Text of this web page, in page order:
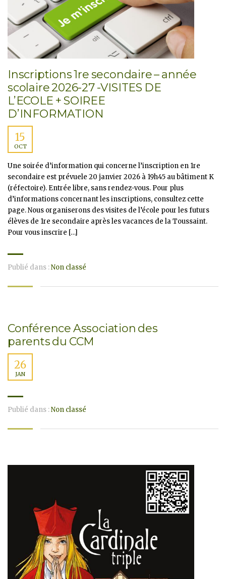
Inscriptions 1re secondaire – année
scolaire 2026-27 -VISITES DE
L’ECOLE + SOIREE
D’INFORMATION
15
OCT
Une soirée d’information qui concerne l’inscription en 1re
secondaire est prévuele 20 janvier 2026 à 19h45 au bâtiment K
(réfectoire). Entrée libre, sans rendez-vous. Pour plus
d’informations concernant les inscriptions, consultez cette
page. Nous organiserons des visites de l’école pour les futurs
élèves de 1re secondaire après les vacances de la Toussaint.
Pour vous inscrire […]
Publié dans :Non classé
Conférence Association des
parents du CCM
26
JAN
Publié dans :Non classé